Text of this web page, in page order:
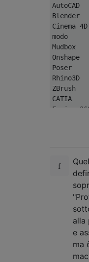
Cinema
Poser
ZBrush
CATIA
Fusion
alla
e
ma